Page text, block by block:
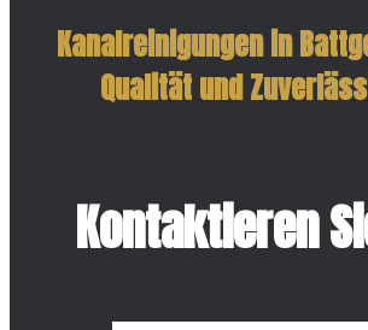
Kanalreinigungen in
Qualität und
Kontaktieren